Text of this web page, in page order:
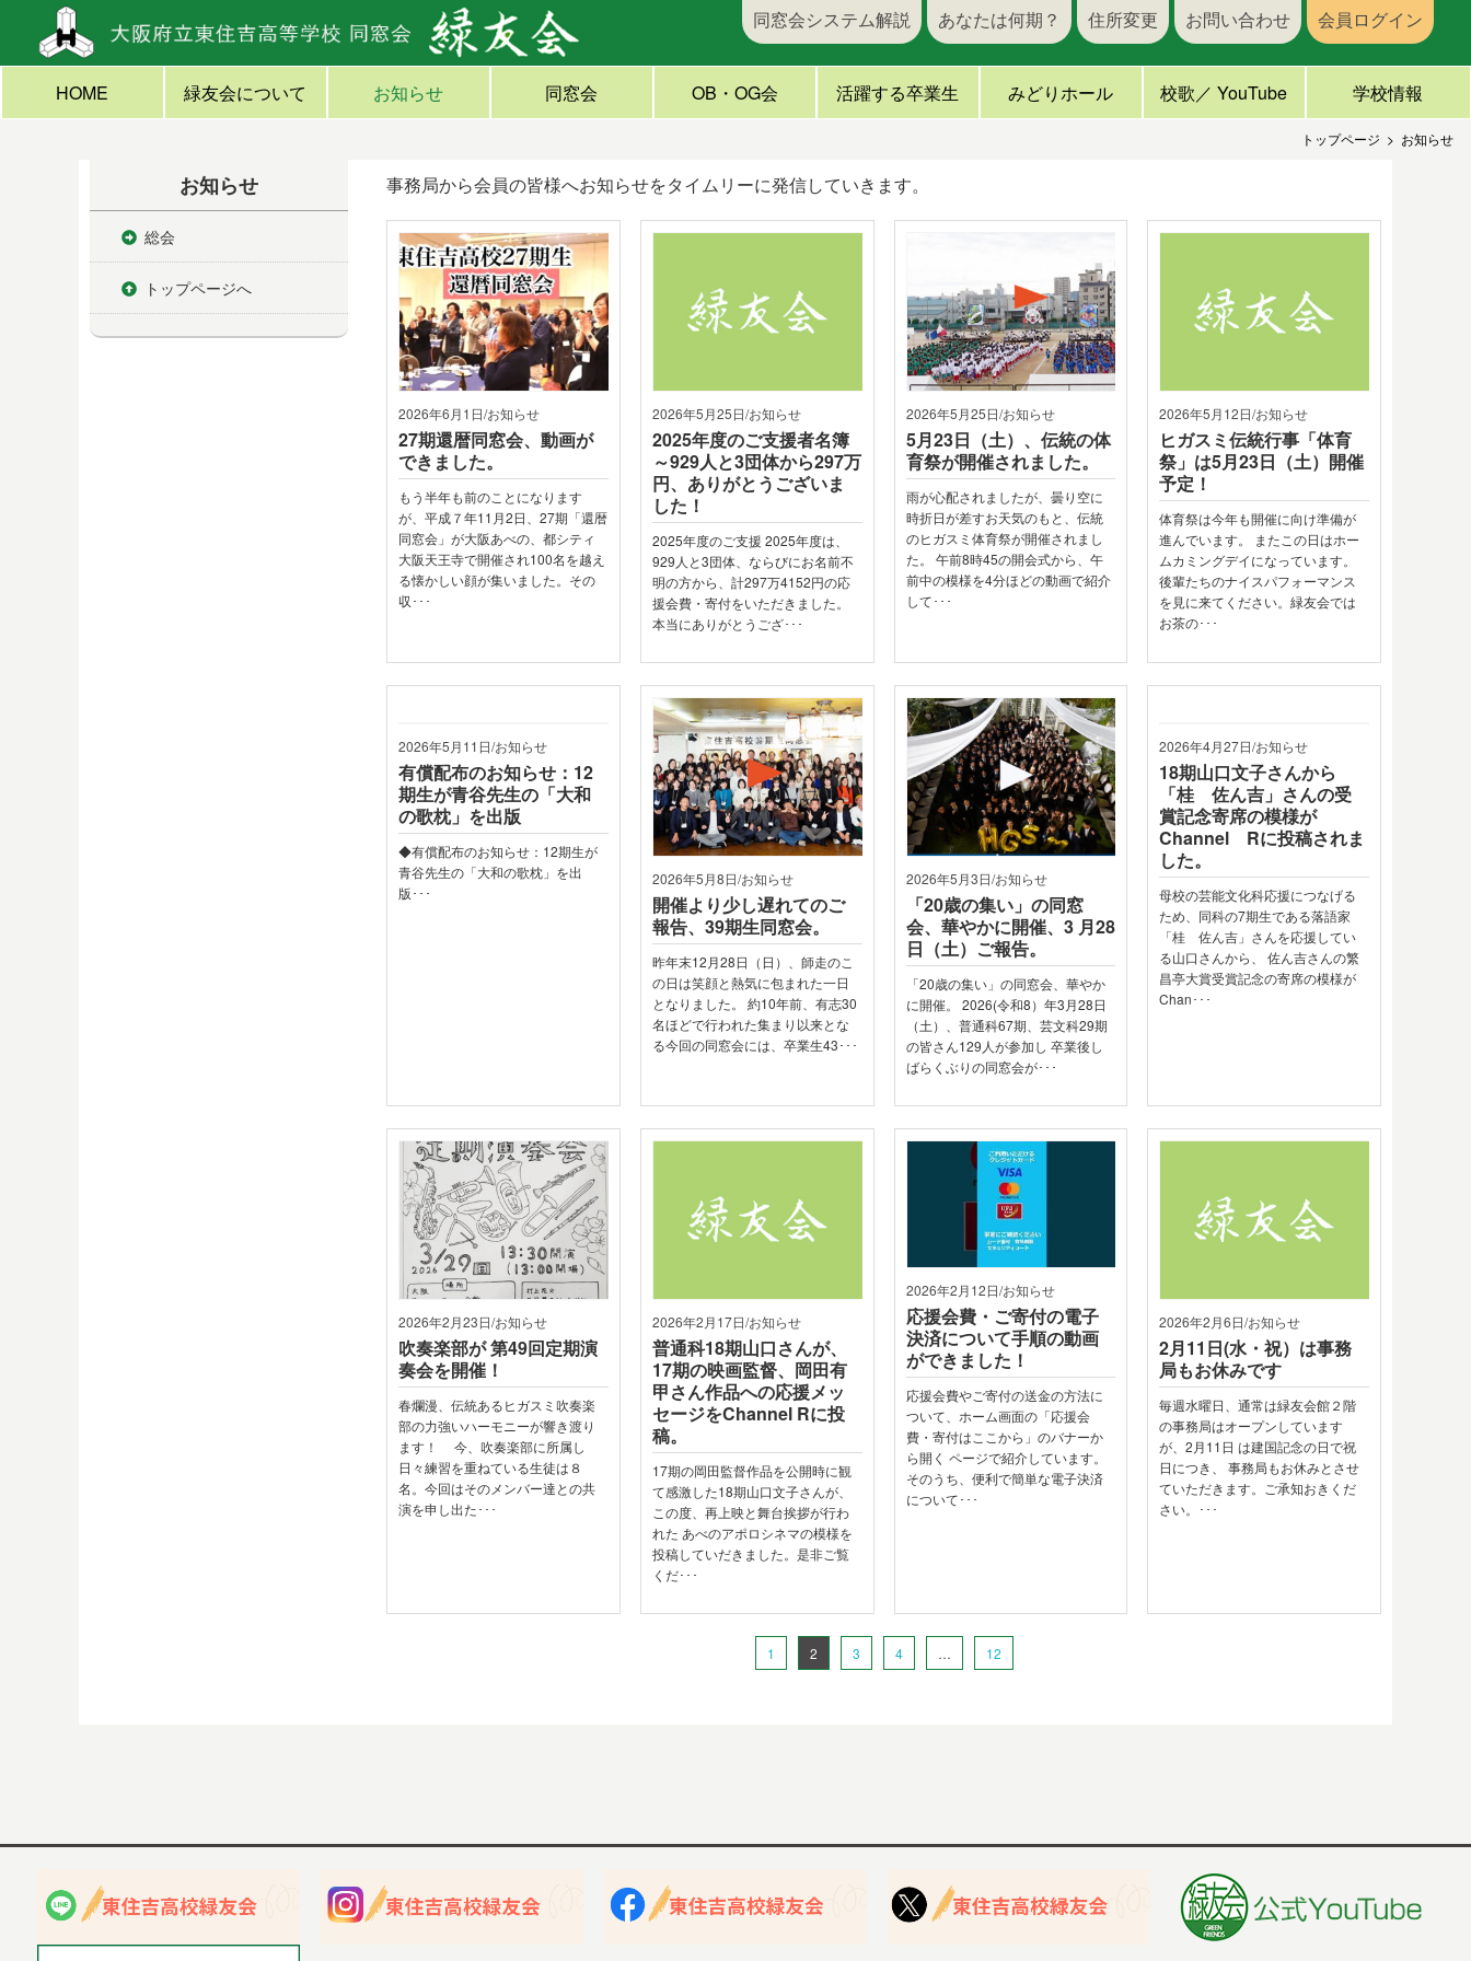
同窓会システム解説 あなたは何期？ 住所変更 お問い合わせ 会員ログイン
HOME 緑友会について お知らせ 同窓会 OB・OG会 活躍する卒業生 みどりホール 校歌／ YouTube 学校情報
トップページ お知らせ
お知らせ
総会
トップページへ
事務局から会員の皆様へお知らせをタイムリーに発信していきます。
2026年6月1日/お知らせ
27期還暦同窓会、動画が
できました。
もう半年も前のことになります
が、平成７年11月2日、27期「還暦
同窓会」が大阪あべの、都シティ
大阪天王寺で開催され100名を越え
る懐かしい顔が集いました。その
収･･･
2026年5月25日/お知らせ
2025年度のご支援者名簿
～929人と3団体から297万
円、ありがとうございま
した！
2025年度のご支援 2025年度は、
929人と3団体、ならびにお名前不
明の方から、計297万4152円の応
援会費・寄付をいただきました。
本当にありがとうござ･･･
2026年5月25日/お知らせ
5月23日（土）、伝統の体
育祭が開催されました。
雨が心配されましたが、曇り空に
時折日が差すお天気のもと、伝統
のヒガスミ体育祭が開催されまし
た。 午前8時45の開会式から、午
前中の模様を4分ほどの動画で紹介
して･･･
2026年5月12日/お知らせ
ヒガスミ伝統行事「体育
祭」は5月23日（土）開催
予定！
体育祭は今年も開催に向け準備が
進んでいます。 またこの日はホー
ムカミングデイになっています。
後輩たちのナイスパフォーマンス
を見に来てください。緑友会では
お茶の･･･
2026年5月11日/お知らせ
有償配布のお知らせ：12
期生が青谷先生の「大和
の歌枕」を出版
◆有償配布のお知らせ：12期生が
青谷先生の「大和の歌枕」を出
版･･･
2026年5月8日/お知らせ
開催より少し遅れてのご
報告、39期生同窓会。
昨年末12月28日（日）、師走のこ
の日は笑顔と熱気に包まれた一日
となりました。 約10年前、有志30
名ほどで行われた集まり以来とな
る今回の同窓会には、卒業生43･･･
2026年5月3日/お知らせ
「20歳の集い」の同窓
会、華やかに開催、3 月28
日（土）ご報告。
「20歳の集い」の同窓会、華やか
に開催。 2026(令和8）年3月28日
（土）、普通科67期、芸文科29期
の皆さん129人が参加し 卒業後し
ばらくぶりの同窓会が･･･
2026年4月27日/お知らせ
18期山口文子さんから
「桂 佐ん吉」さんの受
賞記念寄席の模様が
Channel Rに投稿されま
した。
母校の芸能文化科応援につなげる
ため、同科の7期生である落語家
「桂 佐ん吉」さんを応援してい
る山口さんから、 佐ん吉さんの繁
昌亭大賞受賞記念の寄席の模様が
Chan･･･
2026年2月23日/お知らせ
吹奏楽部が 第49回定期演
奏会を開催！
春爛漫、伝統あるヒガスミ吹奏楽
部の力強いハーモニーが響き渡り
ます！ 今、吹奏楽部に所属し
日々練習を重ねている生徒は８
名。今回はそのメンバー達との共
演を申し出た･･･
2026年2月17日/お知らせ
普通科18期山口さんが、
17期の映画監督、岡田有
甲さん作品への応援メッ
セージをChannel Rに投
稿。
17期の岡田監督作品を公開時に観
て感激した18期山口文子さんが、
この度、再上映と舞台挨拶が行わ
れた あべのアポロシネマの模様を
投稿していだきました。是非ご覧
くだ･･･
2026年2月12日/お知らせ
応援会費・ご寄付の電子
決済について手順の動画
ができました！
応援会費やご寄付の送金の方法に
ついて、ホーム画面の「応援会
費・寄付はここから」のバナーか
ら開く ページで紹介しています。
そのうち、便利で簡単な電子決済
について･･･
2026年2月6日/お知らせ
2月11日(水・祝）は事務
局もお休みです
毎週水曜日、通常は緑友会館２階
の事務局はオープンしています
が、2月11日 は建国記念の日で祝
日につき、 事務局もお休みとさせ
ていただきます。ご承知おきくだ
さい。･･･
1 2 3 4 … 12